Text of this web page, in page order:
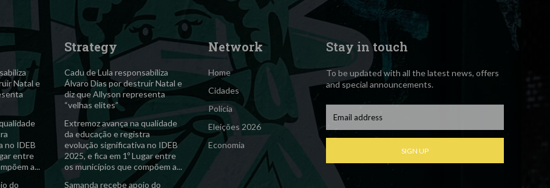
Natal e
no IDEB
entre
a...
do
Strategy
Cadu de Lula responsabiliza
Álvaro Dias por destruir Natal e
diz que Allyson representa
“velhas elites”
Extremoz avança na qualidade
da educação e registra
evolução significativa no IDEB
2025, e fica em 1º Lugar entre
os municípios que compõem a...
Samanda recebe apoio do
Network
Home
Cidades
Polícia
Eleições 2026
Economia
Stay in touch
To be updated with all the latest news, offers
and special announcements.
SIGN UP